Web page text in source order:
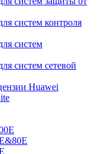
систем контроля
систем
систем сетевой
Huawei